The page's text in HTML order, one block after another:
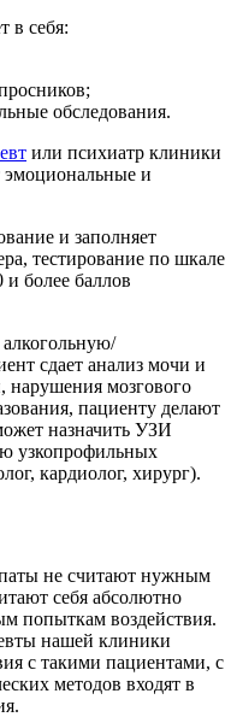
в себя:
обследования.
или психиатр клиники
эмоциональные и
и заполняет
тестирование по шкале
и более баллов
сдает анализ мочи и
нарушения мозгового
пациенту делают
назначить УЗИ
узкопрофильных
кардиолог, хирург).
не считают нужным
себя абсолютно
попыткам воздействия.
нашей клиники
с такими пациентами, с
методов входят в